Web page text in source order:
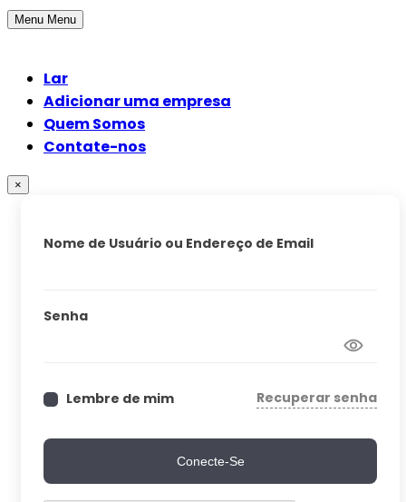
Menu Menu
Lar
Adicionar uma empresa
Quem Somos
Contate-nos
×
Nome de Usuário ou Endereço de Email
Senha
Lembre de mim Recuperar senha
Conecte-Se